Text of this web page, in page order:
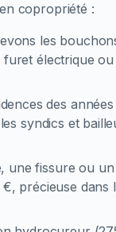
copropriété :
les
électrique
des
syndics et
une fissure ou
précieuse